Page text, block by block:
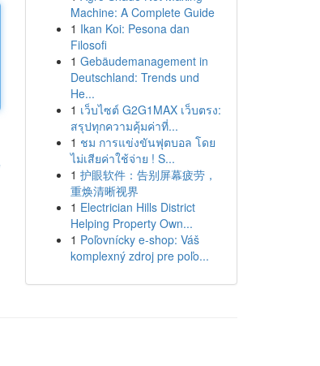
Machine: A Complete Guide
1 Ikan Koi: Pesona dan
Filosofi
1 Gebäudemanagement in
Deutschland: Trends und
He...
1 เว็บไซต์ G2G1MAX เว็บตรง:
สรุปทุกความคุ้มค่าที่...
1 ชม การแข่งขันฟุตบอล โดย
ไม่เสียค่าใช้จ่าย ! S...
1 护眼软件：告别屏幕疲劳，
重焕清晰视界
1 Electrician Hills District
Helping Property Own...
1 Poľovnícky e-shop: Váš
komplexný zdroj pre poľo...